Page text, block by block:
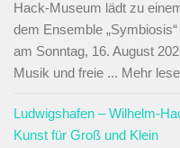
Hack-Museum lädt zu
dem Ensemble
am Sonntag, 16. August
Musik und freie ... Mehr
Ludwigshafen – Wilhelm-
Kunst für Groß und Klein